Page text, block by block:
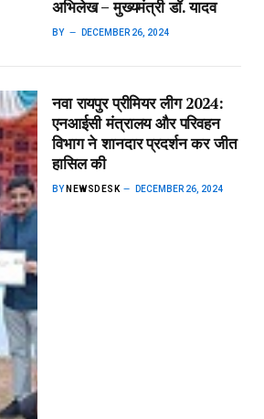
अभिलेख – मुख्यमंत्री डॉ. यादव
BY DECEMBER 26, 2024
नवा रायपुर प्रीमियर लीग 2024:
एनआईसी मंत्रालय और परिवहन
विभाग ने शानदार प्रदर्शन कर जीत
हासिल की
BY NEWSDESK DECEMBER 26, 2024